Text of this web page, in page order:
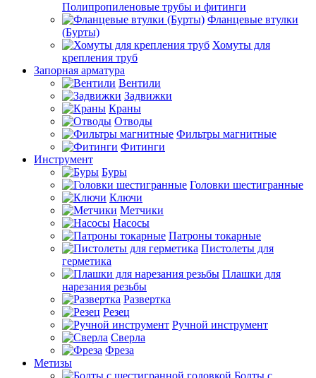
Полипропиленовые трубы и фитинги
Фланцевые втулки
(Бурты)
Хомуты для
крепления труб
Запорная арматура
Вентили
Задвижки
Краны
Отводы
Фильтры магнитные
Фитинги
Инструмент
Буры
Головки шестигранные
Ключи
Метчики
Насосы
Патроны токарные
Пистолеты для
герметика
Плашки для
нарезания резьбы
Развертка
Резец
Ручной инструмент
Сверла
Фреза
Метизы
Болты с